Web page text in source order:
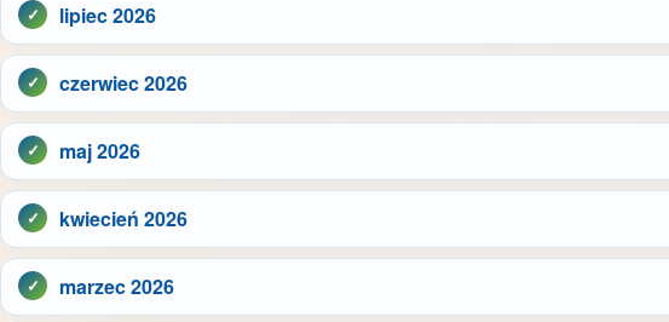
lipiec 2026
czerwiec 2026
maj 2026
kwiecień 2026
marzec 2026